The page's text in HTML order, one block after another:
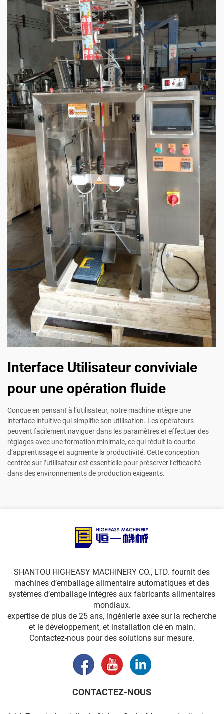
Interface Utilisateur conviviale
pour une opération fluide
Conçue en pensant à l’utilisateur, notre machine intègre une
interface intuitive qui simplifie son utilisation. Les opérateurs
peuvent facilement naviguer dans les paramètres et effectuer des
réglages avec une formation minimale, ce qui réduit la courbe
d’apprentissage et augmente la productivité. Cette conception
centrée sur l’utilisateur est essentielle pour préserver l’efficacité
dans des environnements de production exigeants.
SHANTOU HIGHEASY MACHINERY CO., LTD. fournit des
machines d’emballage alimentaire automatiques et des
systèmes d’emballage intégrés aux fabricants alimentaires
mondiaux.
expertise de plus de 25 ans, ingénierie axée sur la recherche
et le développement, et installation clé en main.
Contactez-nous pour des solutions sur mesure.
CONTACTEZ-NOUS